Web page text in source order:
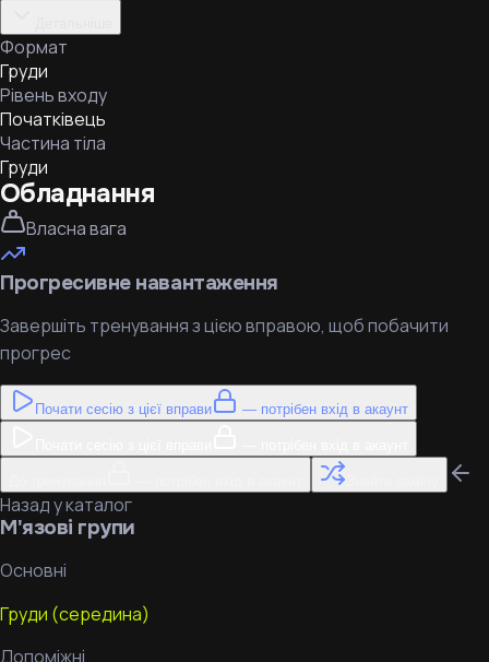
Формат
Груди
Рівень входу
Початківець
Частина тіла
Груди
Обладнання
Власна вага
Прогресивне навантаження
Завершіть тренування з цією вправою, щоб побачити
прогрес
Почати сесію з цієї вправи — потрібен вхід в акаунт
Назад у каталог
М'язові групи
Основні
Груди (середина)
Допоміжні